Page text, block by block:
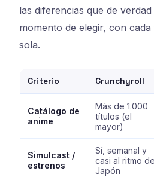
las diferencias que de
momento de elegir, con
sola.
Criterio Crunchyroll
Catálogo de
anime
Más de 1.000
títulos (el
mayor)
Simulcast /
estrenos
Sí, semanal y
casi al ritmo de
Japón